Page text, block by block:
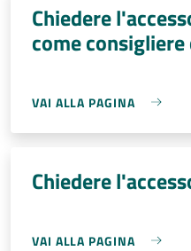
Chiedere
come
VAI ALLA PAGINA
Chiedere
VAI ALLA PAGINA